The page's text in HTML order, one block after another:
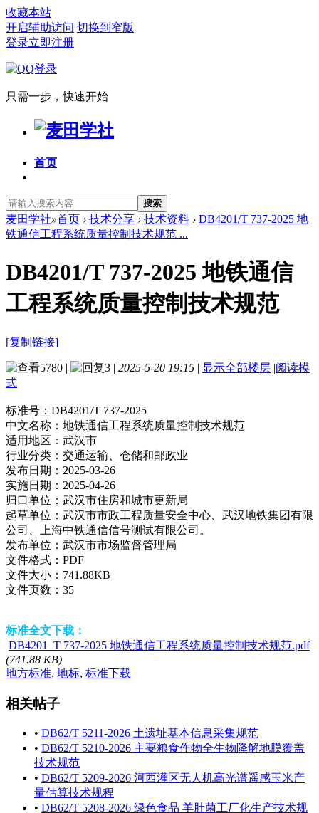
收藏本站
开启辅助访问 切换到窄版
登录立即注册
只需一步，快速开始
首页
搜索
麦田学社»首页 › 技术分享 › 技术资料 › DB4201/T 737-2025 地
铁通信工程系统质量控制技术规范 ...
DB4201/T 737-2025 地铁通信
工程系统质量控制技术规范
[复制链接]
5780 | 3 | 2025-5-20 19:15 | 显示全部楼层 |阅读模
式
标准号： DB4201/T 737-2025
中文名称： 地铁通信工程系统质量控制技术规范
适用地区： 武汉市
行业分类： 交通运输、仓储和邮政业
发布日期： 2025-03-26
实施日期： 2025-04-26
归口单位： 武汉市住房和城市更新局
起草单位： 武汉市市政工程质量安全中心、武汉地铁集团有限
公司、上海中铁通信信号测试有限公司。
发布单位： 武汉市市场监督管理局
文件格式： PDF
文件大小： 741.88KB
文件页数： 35
标准全文下载：
DB4201_T 737-2025 地铁通信工程系统质量控制技术规范.pdf
(741.88 KB)
地方标准, 地标, 标准下载
相关帖子
• DB62/T 5211-2026 土遗址基本信息采集规范
• DB62/T 5210-2026 主要粮食作物全生物降解地膜覆盖
技术规范
• DB62/T 5209-2026 河西灌区无人机高光谱遥感玉米产
量估算技术规程
• DB62/T 5208-2026 绿色食品 羊肚菌工厂化生产技术规